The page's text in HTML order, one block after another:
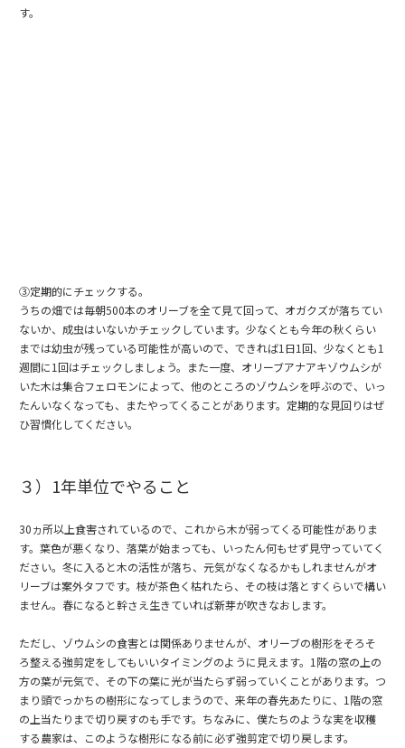
す。
③定期的にチェックする。
うちの畑では毎朝500本のオリーブを全て見て回って、オガクズが落ちてい
ないか、成虫はいないかチェックしています。少なくとも今年の秋くらい
までは幼虫が残っている可能性が高いので、できれば1日1回、少なくとも1
週間に1回はチェックしましょう。また一度、オリーブアナアキゾウムシが
いた木は集合フェロモンによって、他のところのゾウムシを呼ぶので、いっ
たんいなくなっても、またやってくることがあります。定期的な見回りはぜ
ひ習慣化してください。
３）1年単位でやること
30ヵ所以上食害されているので、これから木が弱ってくる可能性がありま
す。葉色が悪くなり、落葉が始まっても、いったん何もせず見守っていてく
ださい。冬に入ると木の活性が落ち、元気がなくなるかもしれませんがオ
リーブは案外タフです。枝が茶色く枯れたら、その枝は落とすくらいで構い
ません。春になると幹さえ生きていれば新芽が吹きなおします。
ただし、ゾウムシの食害とは関係ありませんが、オリーブの樹形をそろそ
ろ整える強剪定をしてもいいタイミングのように見えます。1階の窓の上の
方の葉が元気で、その下の葉に光が当たらず弱っていくことがあります。つ
まり頭でっかちの樹形になってしまうので、来年の春先あたりに、1階の窓
の上当たりまで切り戻すのも手です。ちなみに、僕たちのような実を収穫
する農家は、このような樹形になる前に必ず強剪定で切り戻します。